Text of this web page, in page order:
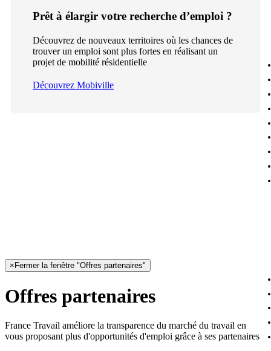
Prêt à élargir votre recherche d’emploi ?
Découvrez de nouveaux territoires où les chances de
trouver un emploi sont plus fortes en réalisant un
projet de mobilité résidentielle
Découvrez Mobiville
× Fermer la fenêtre "Offres partenaires"
Offres partenaires
France Travail améliore la transparence du marché du travail en
vous proposant plus d'opportunités d'emploi grâce à ses partenaires